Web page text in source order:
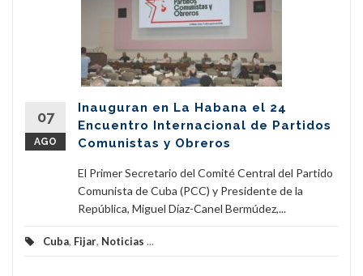
07
AGO
Inauguran en La Habana el 24
Encuentro Internacional de Partidos
Comunistas y Obreros
El Primer Secretario del Comité Central del Partido
Comunista de Cuba (PCC) y Presidente de la
República, Miguel Díaz-Canel Bermúdez,...
Cuba, Fijar, Noticias ...